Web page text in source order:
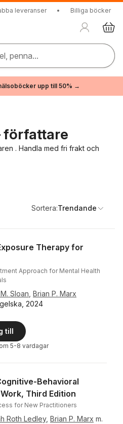
leveranser • Billiga böcker
penna...
upp till 50% →
författare
. Handla med fri frakt och
Sortera:Trendande
Therapy for
Approach for Mental Health
Sloan Brian P. Marx
2024
till
5-8 vardagar
Behavioral
Third Edition
for New Practitioners
Roth Ledley, Brian P. Marx m.